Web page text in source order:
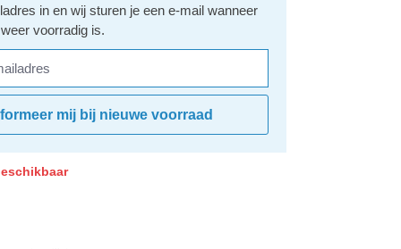
in en wij sturen je een e-mail wanneer
voorradig is.
mij bij nieuwe voorraad